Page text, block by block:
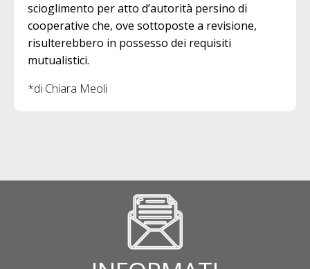
scioglimento per atto d’autorità persino di
cooperative che, ove sottoposte a revisione,
risulterebbero in possesso dei requisiti
mutualistici.
*di Chiara Meoli